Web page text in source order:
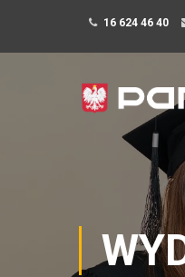
16 624 46 40